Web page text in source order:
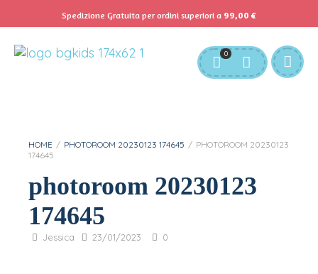
Servizio Clienti: info@bgkids.it +39 345 627 9165
Download APP B&G Kids
0
HOME / PHOTOROOM 20230123 174645 / PHOTOROOM 20230123
174645
photoroom 20230123
174645
Jessica 23/01/2023 0
Spedizione Gratuita per ordini superiori a 99,00 €